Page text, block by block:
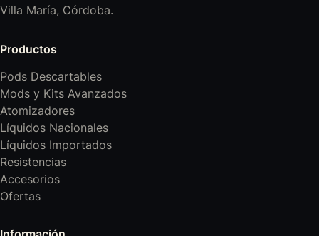
Villa María, Córdoba.
Productos
Pods Descartables
Mods y Kits Avanzados
Atomizadores
Líquidos Nacionales
Líquidos Importados
Resistencias
Accesorios
Ofertas